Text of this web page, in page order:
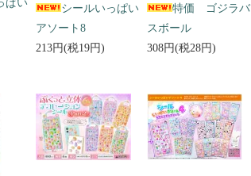
ぱい
シールいっぱい
アソート8
213円(税19円)
特価 ゴジラバ
スボール
308円(税28円)